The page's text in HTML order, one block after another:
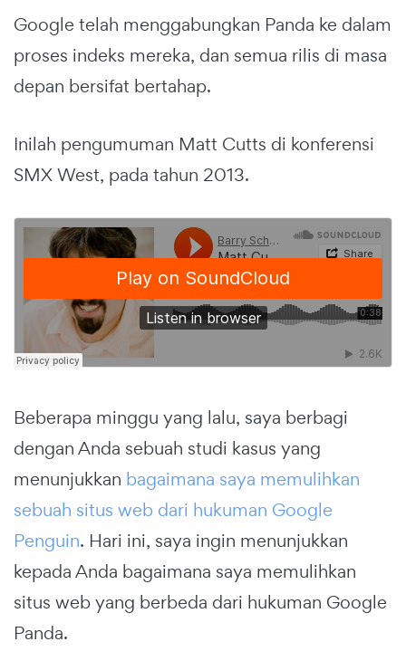
Google telah menggabungkan Panda ke dalam
proses indeks mereka, dan semua rilis di masa
depan bersifat bertahap.
Inilah pengumuman Matt Cutts di konferensi
SMX West, pada tahun 2013.
Beberapa minggu yang lalu, saya berbagi
dengan Anda sebuah studi kasus yang
menunjukkan bagaimana saya memulihkan
sebuah situs web dari hukuman Google
Penguin. Hari ini, saya ingin menunjukkan
kepada Anda bagaimana saya memulihkan
situs web yang berbeda dari hukuman Google
Panda.